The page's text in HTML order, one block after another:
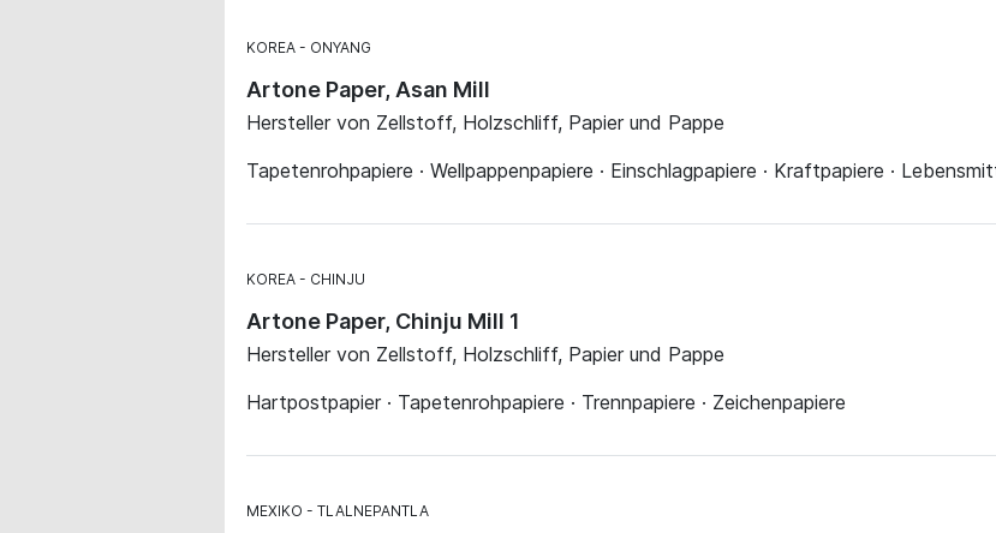
KOREA ONYANG
Artone Paper, Asan Mill
Hersteller von Zellstoff, Holzschliff, Papier und Pappe
Tapetenrohpapiere · Wellpappenpapiere · Einschlagpapiere · Kraftpapiere ·
KOREA CHINJU
Artone Paper, Chinju Mill 1
Hersteller von Zellstoff, Holzschliff, Papier und Pappe
Hartpostpapier · Tapetenrohpapiere · Trennpapiere · Zeichenpapiere
MEXIKO TLALNEPANTLA